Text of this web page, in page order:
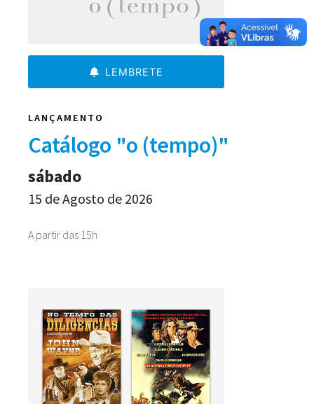
LEMBRETE
LANÇAMENTO
Catálogo "o (tempo)"
A partir das 15h
sábado
15 de Agosto de 2026